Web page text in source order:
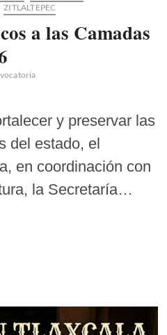
ZITLALTEPEC
a las Camadas
y preservar las
del estado, el
en coordinación con
la Secretaría…